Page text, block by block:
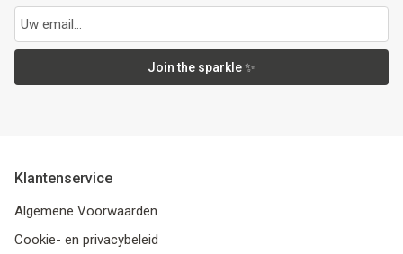
Join the sparkle ✨
Klantenservice
Algemene Voorwaarden
Cookie- en privacybeleid